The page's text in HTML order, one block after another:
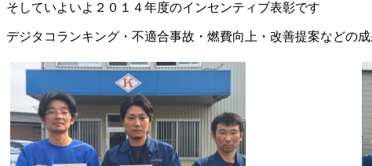
そしていよいよ２０１４年度のインセンティブ表彰です
デジタコランキング・不適合事故・燃費向上・改善提案などの